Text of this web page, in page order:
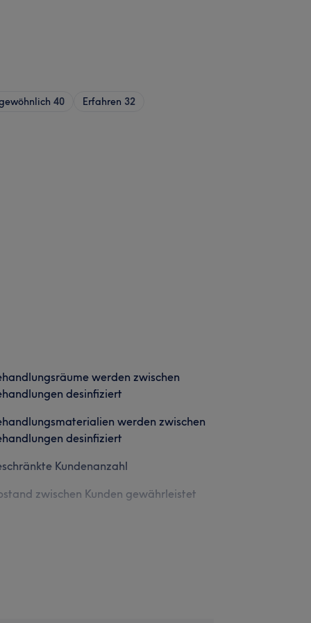
40 Erfahren 32
werden zwischen
desinfiziert
werden zwischen
desinfiziert
Kundenanzahl
zwischen Kunden gewährleistet